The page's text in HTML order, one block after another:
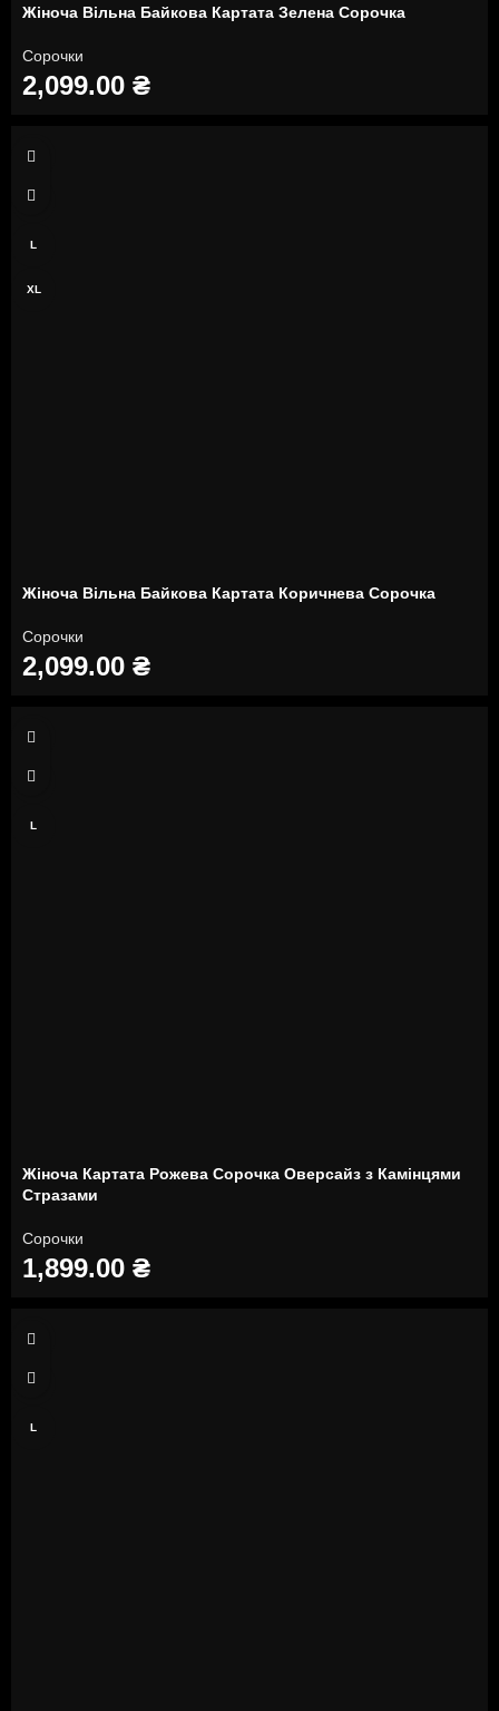
Жіноча Вільна Байкова Картата Зелена Сорочка
Сорочки
2,099.00 ₴
S
M
L
XL
Жіноча Вільна Байкова Картата Коричнева Сорочка
Сорочки
2,099.00 ₴
S
M
L
Жіноча Картата Рожева Сорочка Оверсайз з Камінцями
Стразами
Сорочки
1,899.00 ₴
S
M
L